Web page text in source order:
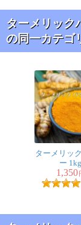
★★★★ナス
ターメリック
共に摂取する
ラペを作る時
ています。ま
てゴールデン
傷にもターメ
ものは、品質
ターメリック
の同一カテゴ
ターメリッ
ー 1kg
1,350